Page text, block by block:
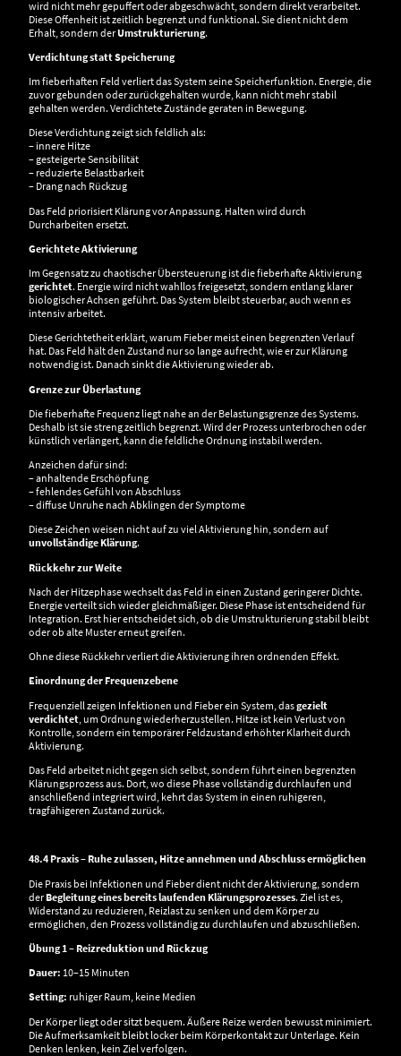
wird nicht mehr gepuffert oder abgeschwächt, sondern direkt verarbeitet.
Diese Offenheit ist zeitlich begrenzt und funktional. Sie dient nicht dem
Erhalt, sondern derUmstrukturierung.
Verdichtung statt Speicherung
Im fieberhaften Feld verliert das System seine Speicherfunktion. Energie, die
zuvor gebunden oder zurückgehalten wurde, kann nicht mehr stabil
gehalten werden. Verdichtete Zustände geraten in Bewegung.
Diese Verdichtung zeigt sich feldlich als:
– innere Hitze
– gesteigerte Sensibilität
– reduzierte Belastbarkeit
– Drang nach Rückzug
Das Feld priorisiert Klärung vor Anpassung. Halten wird durch
Durcharbeiten ersetzt.
Gerichtete Aktivierung
Im Gegensatz zu chaotischer Übersteuerung ist die fieberhafte Aktivierung
gerichtet. Energie wird nicht wahllos freigesetzt, sondern entlang klarer
biologischer Achsen geführt. Das System bleibt steuerbar, auch wenn es
intensiv arbeitet.
Diese Gerichtetheit erklärt, warum Fieber meist einen begrenzten Verlauf
hat. Das Feld hält den Zustand nur so lange aufrecht, wie er zur Klärung
notwendig ist. Danach sinkt die Aktivierung wieder ab.
Grenze zur Überlastung
Die fieberhafte Frequenz liegt nahe an der Belastungsgrenze des Systems.
Deshalb ist sie streng zeitlich begrenzt. Wird der Prozess unterbrochen oder
künstlich verlängert, kann die feldliche Ordnung instabil werden.
Anzeichen dafür sind:
– anhaltende Erschöpfung
– fehlendes Gefühl von Abschluss
– diffuse Unruhe nach Abklingen der Symptome
Diese Zeichen weisen nicht auf zu viel Aktivierung hin, sondern auf
unvollständige Klärung.
Rückkehr zur Weite
Nach der Hitzephase wechselt das Feld in einen Zustand geringerer Dichte.
Energie verteilt sich wieder gleichmäßiger. Diese Phase ist entscheidend für
Integration. Erst hier entscheidet sich, ob die Umstrukturierung stabil bleibt
oder ob alte Muster erneut greifen.
Ohne diese Rückkehr verliert die Aktivierung ihren ordnenden Effekt.
Einordnung der Frequenzebene
Frequenziell zeigen Infektionen und Fieber ein System, dasgezielt
verdichtet , um Ordnung wiederherzustellen. Hitze ist kein Verlust von
Kontrolle, sondern ein temporärer Feldzustand erhöhter Klarheit durch
Aktivierung.
Das Feld arbeitet nicht gegen sich selbst, sondern führt einen begrenzten
Klärungsprozess aus. Dort, wo diese Phase vollständig durchlaufen und
anschließend integriert wird, kehrt das System in einen ruhigeren,
tragfähigeren Zustand zurück.
48.4 Praxis – Ruhe zulassen, Hitze annehmen und Abschluss ermöglichen
Die Praxis bei Infektionen und Fieber dient nicht der Aktivierung, sondern
derBegleitung eines bereits laufenden Klärungsprozesses. Ziel ist es,
Widerstand zu reduzieren, Reizlast zu senken und dem Körper zu
ermöglichen, den Prozess vollständig zu durchlaufen und abzuschließen.
Übung 1 – Reizreduktion und Rückzug
Dauer: 10–15 Minuten
Setting: ruhiger Raum, keine Medien
Der Körper liegt oder sitzt bequem. Äußere Reize werden bewusst minimiert.
Die Aufmerksamkeit bleibt locker beim Körperkontakt zur Unterlage. Kein
Denken lenken, kein Ziel verfolgen.